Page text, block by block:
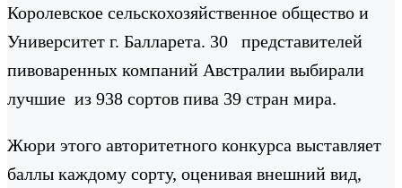
Королевское сельскохозяйственное общество и
Университет г. Балларета. 30 представителей
пивоваренных компаний Австралии выбирали
лучшие из 938 сортов пива 39 стран мира.
Жюри этого авторитетного конкурса выставляет
баллы каждому сорту, оценивая внешний вид,